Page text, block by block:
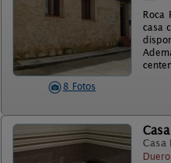
8 Fotos
Roca
casa
Casa